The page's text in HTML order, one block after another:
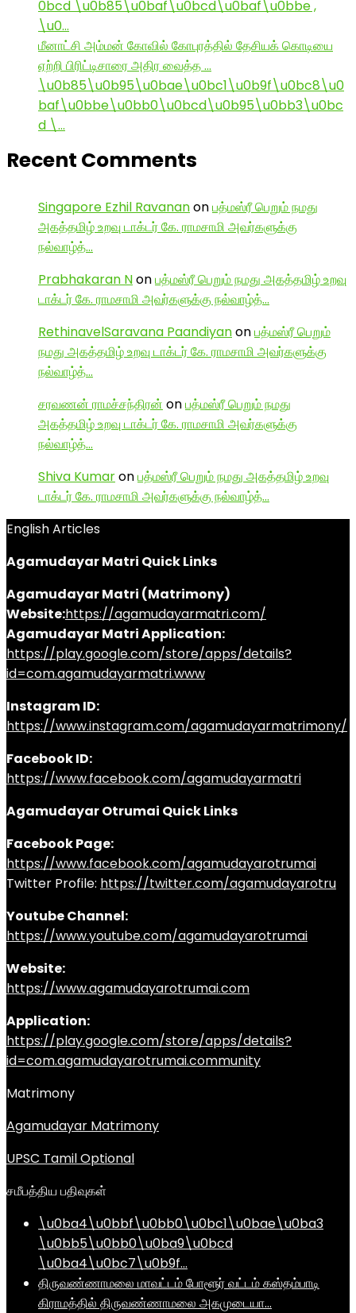
0bcd \u0b85\u0baf\u0bcd\u0baf\u0bbe ,
\u0…
மீனாட்சி அம்மன் கோவில் கோபுரத்தில் தேசியக் கொடியை
ஏற்றி பிரிட்டிசாரை அதிர வைத்த …
\u0b85\u0b95\u0bae\u0bc1\u0b9f\u0bc8\u0
baf\u0bbe\u0bb0\u0bcd\u0b95\u0bb3\u0bc
d \…
Recent Comments
Singapore Ezhil Ravananonபத்மஸ்ரீ பெறும் நமது
அகத்தமிழ் உறவு டாக்டர் கே. ராமசாமி அவர்களுக்கு
நல்வாழ்த்…
Prabhakaran Nonபத்மஸ்ரீ பெறும் நமது அகத்தமிழ் உறவு
டாக்டர் கே. ராமசாமி அவர்களுக்கு நல்வாழ்த்…
RethinavelSaravana Paandiyanonபத்மஸ்ரீ பெறும்
நமது அகத்தமிழ் உறவு டாக்டர் கே. ராமசாமி அவர்களுக்கு
நல்வாழ்த்…
சரவணன் ராமச்சந்திரன் onபத்மஸ்ரீ பெறும் நமது
அகத்தமிழ் உறவு டாக்டர் கே. ராமசாமி அவர்களுக்கு
நல்வாழ்த்…
Shiva Kumaronபத்மஸ்ரீ பெறும் நமது அகத்தமிழ் உறவு
டாக்டர் கே. ராமசாமி அவர்களுக்கு நல்வாழ்த்…
English Articles
Agamudayar Matri Quick Links
Agamudayar Matri (Matrimony)
Website:https://agamudayarmatri.com/
Agamudayar Matri Application:
https://play.google.com/store/apps/details?
id=com.agamudayarmatri.www
Instagram ID:
https://www.instagram.com/agamudayarmatrimony/
Facebook ID:
https://www.facebook.com/agamudayarmatri
Agamudayar Otrumai Quick Links
Facebook Page:
https://www.facebook.com/agamudayarotrumai
Twitter Profile: https://twitter.com/agamudayarotru
Youtube Channel:
https://www.youtube.com/agamudayarotrumai
Website:
https://www.agamudayarotrumai.com
Application:
https://play.google.com/store/apps/details?
id=com.agamudayarotrumai.community
Matrimony
Agamudayar Matrimony
UPSC Tamil Optional
சமீபத்திய பதிவுகள்
\u0ba4\u0bbf\u0bb0\u0bc1\u0bae\u0ba3
\u0bb5\u0bb0\u0ba9\u0bcd
\u0ba4\u0bc7\u0b9f…
திருவண்ணாமலை மாவட்டம் போளூர் வட்டம் கஸ்தம்பாடி
கிராமத்தில் திருவண்ணாமலை அகமுடையா…